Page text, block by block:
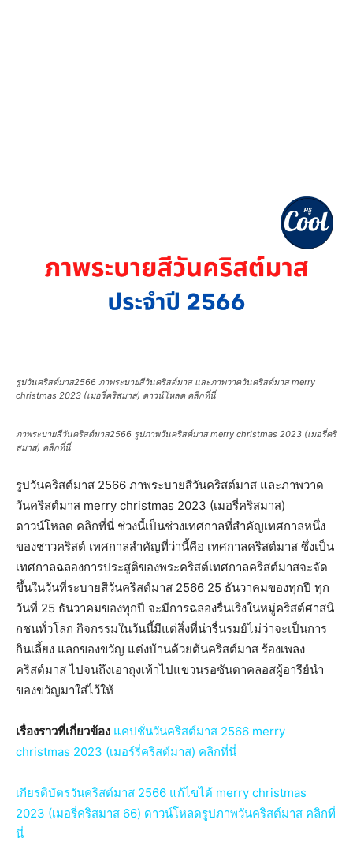
รูปวันคริสต์มาส2566 ภาพระบายสีวันคริสต์มาส และภาพวาดวันคริสต์มาส merry
christmas 2023 (เมอรี่คริสมาส) ดาวน์โหลด คลิกที่นี่
ภาพระบายสีวันคริสต์มาส2566 รูปภาพวันคริสต์มาส merry christmas 2023 (เมอรี่คริ
สมาส) คลิกที่นี่
รูปวันคริสต์มาส 2566 ภาพระบายสีวันคริสต์มาส และภาพวาด
วันคริสต์มาส merry christmas 2023 (เมอรี่คริสมาส)
ดาวน์โหลด คลิกที่นี่ ช่วงนี้เป็นช่วงเทศกาลที่สำคัญเทศกาลหนึ่ง
ของชาวคริสต์ เทศกาลสำคัญที่ว่านี้คือ เทศกาลคริสต์มาส ซึ่งเป็น
เทศกาลฉลองการประสูติของพระคริสต์เทศกาลคริสต์มาสจะจัด
ขึ้นในวันที่ระบายสีวันคริสต์มาส 2566 25 ธันวาคมของทุกปี ทุก
วันที่ 25 ธันวาคมของทุกปี จะมีการฉลองรื่นเริงในหมู่คริสต์ศาสนิ
กชนทั่วโลก กิจกรรมในวันนี้มีแต่สิ่งที่น่ารื่นรมย์ไม่ว่าจะเป็นการ
กินเลี้ยง แลกของขวัญ แต่งบ้านด้วยต้นคริสต์มาส ร้องเพลง
คริสต์มาส ไปจนถึงเอาถุงเท้าไปแขวนรอซันตาคลอสผู้อารีย์นำ
ของขวัญมาใส่ไว้ให้
เรื่องราวที่เกี่ยวข้อง แคปชั่นวันคริสต์มาส 2566 merry
christmas 2023 (เมอร์รี่คริสต์มาส) คลิกที่นี่
เกียรติบัตรวันคริสต์มาส 2566 แก้ไขได้ merry christmas
2023 (เมอรี่คริสมาส 66) ดาวน์โหลดรูปภาพวันคริสต์มาส คลิกที่
นี่